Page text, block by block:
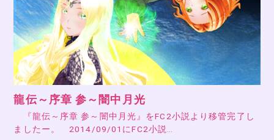
龍伝～序章 参～闇中月光
『龍伝～序章 参～闇中月光』をFC2小説より移管完了し
ましたー。 2014/09/01にFC2小説…